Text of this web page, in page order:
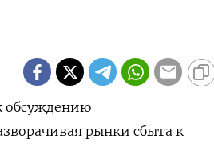
обсуждению
рынки сбыта к